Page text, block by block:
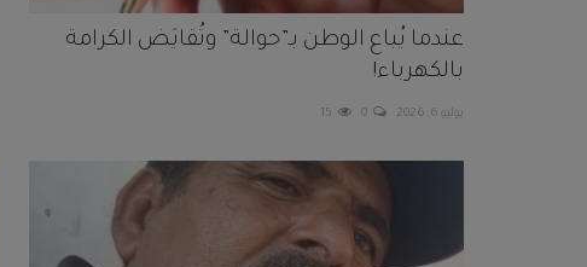
عندما يُباع الوطن بـ”حوالة” وتُقايَض الكرامة
بالكهرباء!
يوليو 6, 2026 0
15